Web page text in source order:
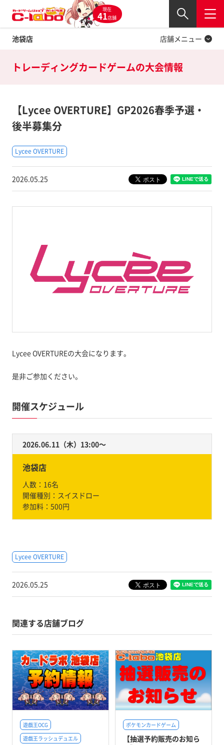
現在
41店舗
池袋店
閉じる
店舗メニュー
Twitter
トレーディングカードゲームの大会情報
【Lycee OVERTURE】GP2026春季予選・
後半募集分
Lycee OVERTURE
2026.05.25
Lycee OVERTUREの大会になります。
是非ご参加ください。
開催スケジュール
2026.06.11（木）13:00〜
池袋店
人数： 16名
開催種別： スイスドロー
参加料： 500円
Lycee OVERTURE
2026.05.25
関連する店舗ブログ
遊戯王OCG
遊戯王ラッシュデュエル
ポケモンカードゲーム
【抽選予約販売のお知ら